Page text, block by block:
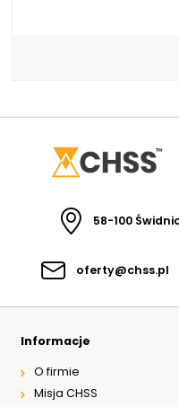
58-100
oferty@chss.pl
Informacje
O firmie
Misja CHSS